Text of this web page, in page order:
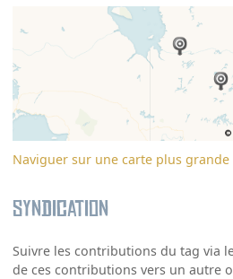
Naviguer sur une carte plus grande
Syndication
Suivre les contributions du tag via
de ces contributions vers un autre